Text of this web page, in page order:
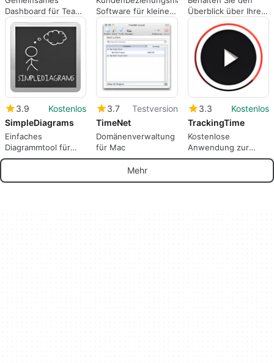
Dashboard für Team-
und
Projektinformationen
Software für kleine
Unternehmen
Überblick über Ihre
Arbeitszeiten
3.9
Kostenlos
SimpleDiagrams
Einfaches
Diagrammtool für
Mac-Nutzer
3.7
Testversion
TimeNet
Domänenverwaltung
für Mac
3.3
Kostenlos
TrackingTime
Kostenlose
Anwendung zur
Verwaltung der
Arbeitsplatz
Mehr